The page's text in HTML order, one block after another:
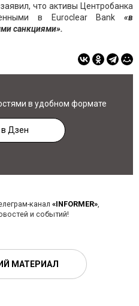
что активы Центробанка
в Euroclear Bank «в
санкциями».
в удобном формате
в Дзен
канал «INFORMER»,
и событий!
МАТЕРИАЛ